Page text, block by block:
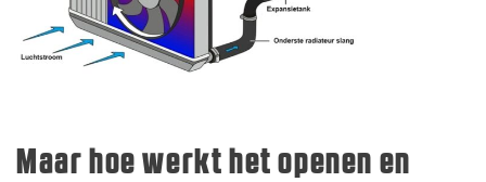
Maar hoe werkt het openen en